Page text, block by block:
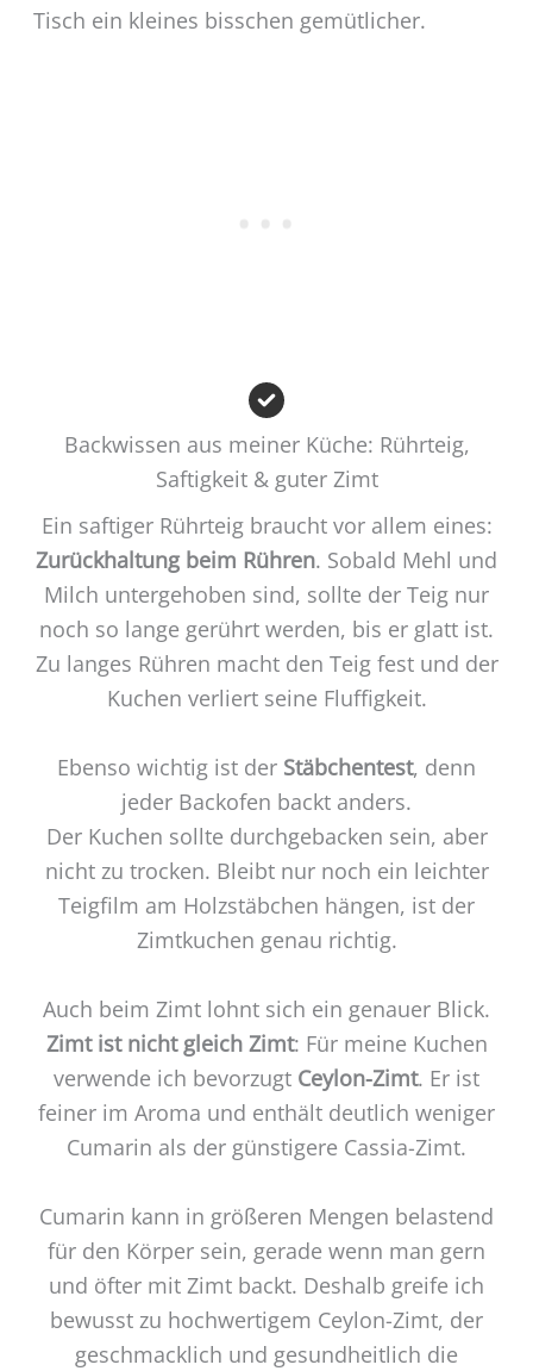
Tisch ein kleines bisschen gemütlicher.
Backwissen aus meiner Küche: Rührteig,
Saftigkeit & guter Zimt
Ein saftiger Rührteig braucht vor allem eines:
Zurückhaltung beim Rühren. Sobald Mehl und
Milch untergehoben sind, sollte der Teig nur
noch so lange gerührt werden, bis er glatt ist.
Zu langes Rühren macht den Teig fest und der
Kuchen verliert seine Fluffigkeit.
Ebenso wichtig ist der Stäbchentest, denn
jeder Backofen backt anders.
Der Kuchen sollte durchgebacken sein, aber
nicht zu trocken. Bleibt nur noch ein leichter
Teigfilm am Holzstäbchen hängen, ist der
Zimtkuchen genau richtig.
Auch beim Zimt lohnt sich ein genauer Blick.
Zimt ist nicht gleich Zimt: Für meine Kuchen
verwende ich bevorzugt Ceylon-Zimt. Er ist
feiner im Aroma und enthält deutlich weniger
Cumarin als der günstigere Cassia-Zimt.
Cumarin kann in größeren Mengen belastend
für den Körper sein, gerade wenn man gern
und öfter mit Zimt backt. Deshalb greife ich
bewusst zu hochwertigem Ceylon-Zimt, der
geschmacklich und gesundheitlich die